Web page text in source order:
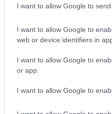
I want to allow Google to
I want to allow Google to
web or device identifiers in
I want to allow Google to
or app.
I want to allow Google to